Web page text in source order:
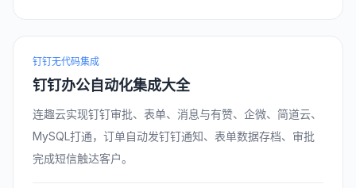
钉钉无代码集成
钉钉办公自动化集成大全
连趣云实现钉钉审批、表单、消息与有赞、企微、简道云、
MySQL打通，订单自动发钉钉通知、表单数据存档、审批
完成短信触达客户。